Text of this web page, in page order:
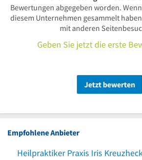
Bewertungen abgegeben worden.
diesem Unternehmen gesammelt
mit anderen
Geben Sie jetzt die erste
Jetzt bewerten
Empfohlene Anbieter
Heilpraktiker Praxis Iris